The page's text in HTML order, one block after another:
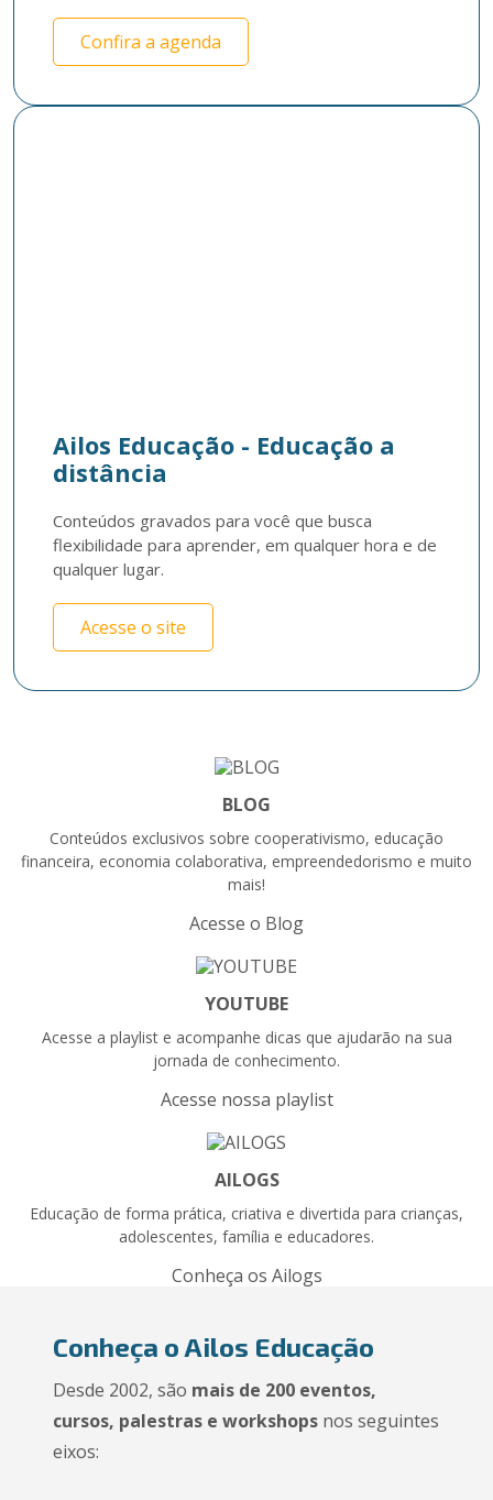
Confira a agenda
Ailos Educação - Educação a
distância
Conteúdos gravados para você que busca
flexibilidade para aprender, em qualquer hora e de
qualquer lugar.
Acesse o site
BLOG
Conteúdos exclusivos sobre cooperativismo, educação
financeira, economia colaborativa, empreendedorismo e muito
mais!
Acesse o Blog
YOUTUBE
Acesse a playlist e acompanhe dicas que ajudarão na sua
jornada de conhecimento.
Acesse nossa playlist
AILOGS
Educação de forma prática, criativa e divertida para crianças,
adolescentes, família e educadores.
Conheça os Ailogs
Conheça o Ailos Educação
Desde 2002, são mais de 200 eventos,
cursos, palestras e workshopsnos seguintes
eixos: